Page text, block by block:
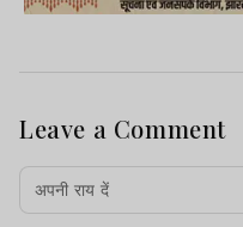
Leave a Comment